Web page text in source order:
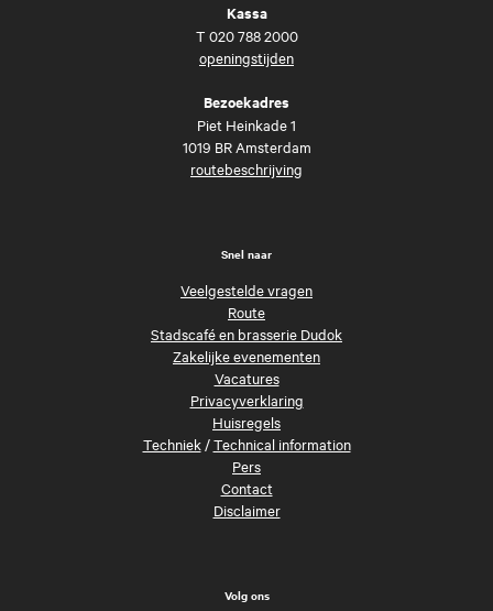
Kassa
T 020 788 2000
openingstijden
Bezoekadres
Piet Heinkade 1
1019 BR Amsterdam
routebeschrijving
Snel naar
Veelgestelde vragen
Route
Stadscafé en brasserie Dudok
Zakelijke evenementen
Vacatures
Privacyverklaring
Huisregels
Techniek/Technical information
Pers
Contact
Disclaimer
Volg ons